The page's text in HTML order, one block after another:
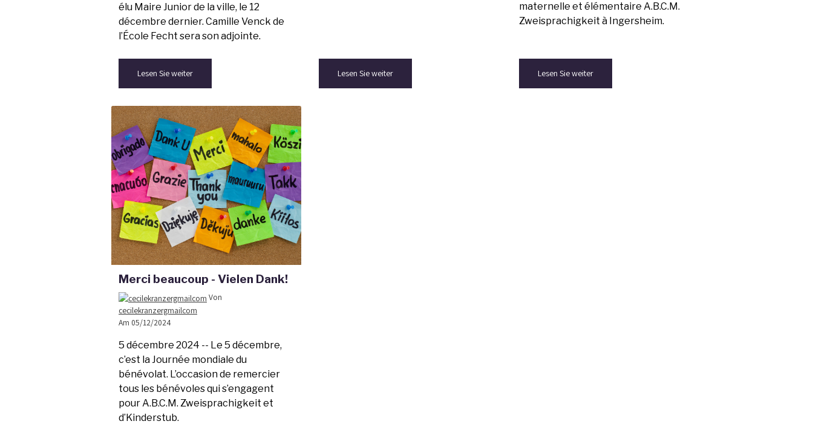
élu Maire Junior de la ville, le 12
décembre dernier. Camille Venck de
l’École Fecht sera son adjointe.
Lesen Sie weiter Lesen Sie weiter
maternelle et élémentaire A.B.C.M.
Zweisprachigkeit à Ingersheim.
Lesen Sie weiter
Merci beaucoup - Vielen Dank!
Von
cecilekranzergmailcom
Am 05/12/2024
5 décembre 2024 -- Le 5 décembre,
c’est la Journée mondiale du
bénévolat. L’occasion de remercier
tous les bénévoles qui s’engagent
pour A.B.C.M. Zweisprachigkeit et
d’Kinderstub.